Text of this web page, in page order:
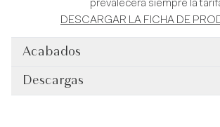
prevalecerá siempre la
DESCARGAR LA FICHA DE
Acabados
Descargas